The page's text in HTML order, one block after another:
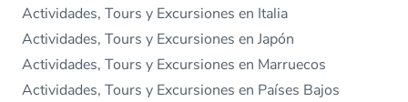
Actividades, Tours y Excursiones en Italia
Actividades, Tours y Excursiones en Japón
Actividades, Tours y Excursiones en Marruecos
Actividades, Tours y Excursiones en Países Bajos